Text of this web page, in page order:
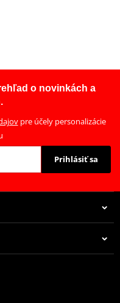
o novinkách a
pre účely personalizácie
Prihlásiť sa